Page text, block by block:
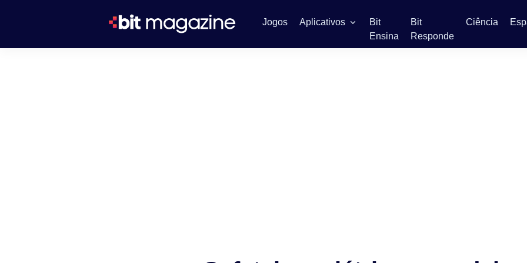
Jogos Aplicativos
Bit
Ensina
Bit
Responde
Ciência